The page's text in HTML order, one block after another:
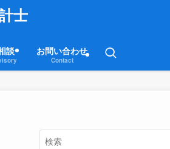
士
談 お問い合わせ
Contact